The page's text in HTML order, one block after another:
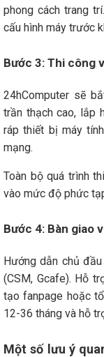
phong cách trang
cấu hình máy trước
Bước 3: Thi công
24hComputer sẽ
trần thạch cao, lắp
ráp thiết bị máy
mạng.
Toàn bộ quá trình
vào mức độ phức
Bước 4: Bàn giao
Hướng dẫn chủ
(CSM, Gcafe). Hỗ
tạo fanpage hoặc
12-36 tháng và hỗ
Một số lưu ý